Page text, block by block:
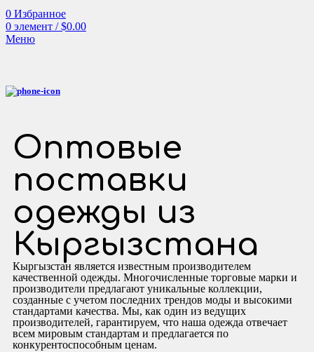
0 Избранное
0 элемент / $0.00
Меню
Оптовые
поставки
одежды из
Кыргызстана
Кыргызстан является известным производителем
качественной одежды. Многочисленные торговые марки и
производители предлагают уникальные коллекции,
созданные с учетом последних трендов моды и высокими
стандартами качества. Мы, как один из ведущих
производителей, гарантируем, что наша одежда отвечает
всем мировым стандартам и предлагается по
конкурентоспособным ценам.